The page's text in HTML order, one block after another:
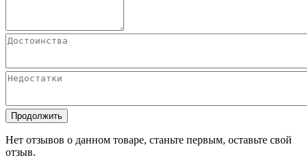
Продолжить
Нет отзывов о данном товаре, станьте первым, оставьте свой
отзыв.